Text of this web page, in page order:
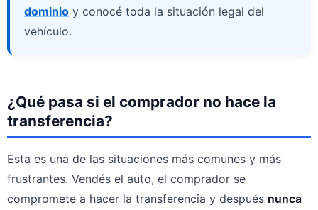
dominio y conocé toda la situación legal del
vehículo.
¿Qué pasa si el comprador no hace la
transferencia?
Esta es una de las situaciones más comunes y más
frustrantes. Vendés el auto, el comprador se
compromete a hacer la transferencia y después nunca